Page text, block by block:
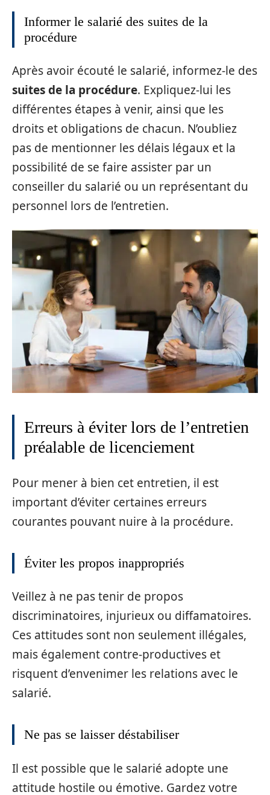
Informer le salarié des suites de la
procédure
Après avoir écouté le salarié, informez-le des
suites de la procédure. Expliquez-lui les
différentes étapes à venir, ainsi que les
droits et obligations de chacun. N’oubliez
pas de mentionner les délais légaux et la
possibilité de se faire assister par un
conseiller du salarié ou un représentant du
personnel lors de l’entretien.
Erreurs à éviter lors de l’entretien
préalable de licenciement
Pour mener à bien cet entretien, il est
important d’éviter certaines erreurs
courantes pouvant nuire à la procédure.
Éviter les propos inappropriés
Veillez à ne pas tenir de propos
discriminatoires, injurieux ou diffamatoires.
Ces attitudes sont non seulement illégales,
mais également contre-productives et
risquent d’envenimer les relations avec le
salarié.
Ne pas se laisser déstabiliser
Il est possible que le salarié adopte une
attitude hostile ou émotive. Gardez votre